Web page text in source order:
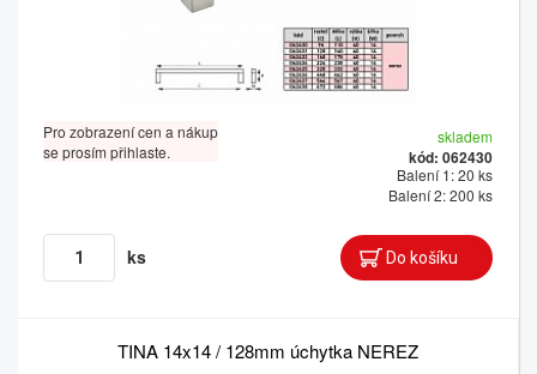
Pro zobrazení cen a nákup
se prosím přihlaste.
skladem
kód: 062430
Balení 1: 20 ks
Balení 2: 200 ks
ks
TINA 14x14 / 128mm úchytka NEREZ